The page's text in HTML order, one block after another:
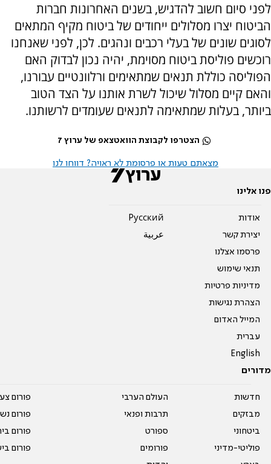
לפני סיום חשוב להדגיש, בשנים האחרונות חברות
הביטוח יצרו מסלולים ייחודים של ביטוח מקיף המתאים
לסוגים שונים של בעלי רכבים ונהגים. לכן, לפני שאנחנו
רוכשים פוליסת ביטוח מסוימת, יהיה נכון לבדוק האם
הפוליסה כוללת תנאים שמתאימים ורלוונטיים עבורנו,
והאם קיים מסלול שיכול לשרת אותנו על הצד הטוב
ביותר, בעלות שמתאימה לתנאים שעומדים לרשותנו.
הצטרפו לקבוצת הוואטצאפ של ערוץ 7
מצאתם טעות או פרסומת לא ראויה? דווחו לנו
פנו אלינו
אודות
יצירת קשר
פרסמו אצלנו
תנאי שימוש
מדיניות פרטיות
הצהרת נגישות
המייל האדום
עברית
English
Pусский
عربية
מדורים
חדשות
מבזקים
ביטחוני
פוליטי-מדיני
העולם הערבי
תרבות ופנאי
ספורט
פורומים
פורום
פורום
פורום
פורום